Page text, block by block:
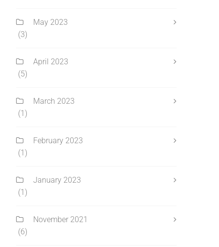
May 2023
(3)
April 2023
(5)
March 2023
(1)
February 2023
(1)
January 2023
(1)
November 2021
(6)